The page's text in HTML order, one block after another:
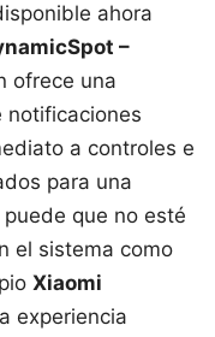
ahora
–
ofrece una
notificaciones
a controles e
para una
que no esté
el sistema como
Xiaomi
experiencia